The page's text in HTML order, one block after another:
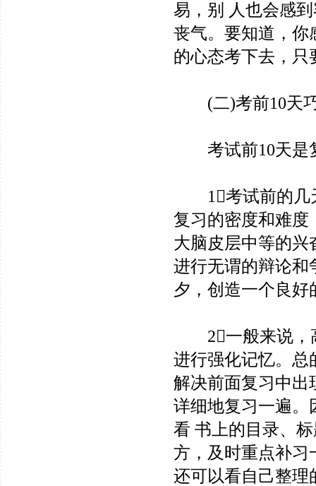
易，别 人也会感
丧气。要知道，你
的心态考下去，只
(二)考前10天
考试前10天是复
1考试前的几天
复习的密度和难度
大脑皮层中等的兴
进行无谓的辩论和
夕，创造一个良好
2一般来说，高
进行强化记忆。总
解决前面复习中出
详细地复习一遍。
看 书上的目录、
方，及时重点补习
还可以看自己整理